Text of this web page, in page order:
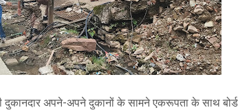
दुकानदार अपने-अपने दुकानों के सामने एकरूपता के साथ बोर्ड